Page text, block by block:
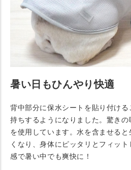
暑い日もひんやり快適
背中部分に保水シートを貼り付け
持ちするようになりました。驚き
を使用しています。水を含ませる
くなり、身体にピッタリとフィッ
感で暑い中でも爽快に！